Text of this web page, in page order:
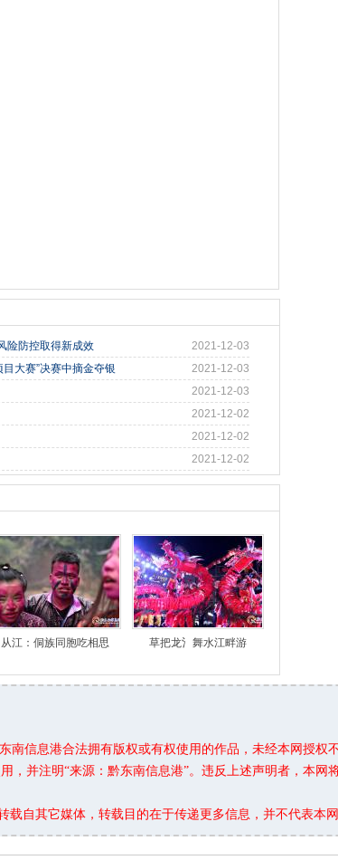
2021-12-03
险防控取得新成效
2021-12-03
大赛”决赛中摘金夺银
2021-12-03
2021-12-02
2021-12-02
2021-12-02
从江：侗族同胞吃相思 草把龙氵舞水江畔游
南信息港合法拥有版权或有权使用的作品，未经本网授权
并注明“来源：黔东南信息港”。违反上述声明者，本网
自其它媒体，转载目的在于传递更多信息，并不代表本